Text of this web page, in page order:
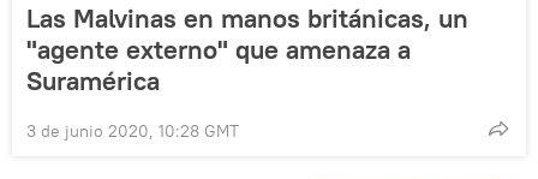
Las Malvinas en manos británicas, un
"agente externo" que amenaza a
Suramérica
3 de junio 2020, 10:28 GMT